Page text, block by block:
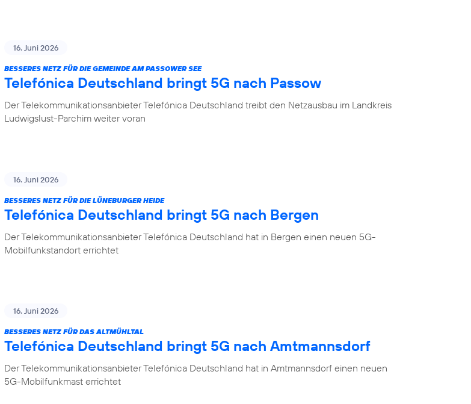
16. Juni 2026
BESSERES NETZ FÜR DIE GEMEINDE AM PASSOWER SEE
Telefónica Deutschland bringt 5G nach Passow
Der Telekommunikationsanbieter Telefónica Deutschland treibt den Netzausbau im Landkreis
Ludwigslust-Parchim weiter voran
16. Juni 2026
BESSERES NETZ FÜR DIE LÜNEBURGER HEIDE
Telefónica Deutschland bringt 5G nach Bergen
Der Telekommunikationsanbieter Telefónica Deutschland hat in Bergen einen neuen 5G-
Mobilfunkstandort errichtet
16. Juni 2026
BESSERES NETZ FÜR DAS ALTMÜHLTAL
Telefónica Deutschland bringt 5G nach Amtmannsdorf
Der Telekommunikationsanbieter Telefónica Deutschland hat in Amtmannsdorf einen neuen
5G-Mobilfunkmast errichtet